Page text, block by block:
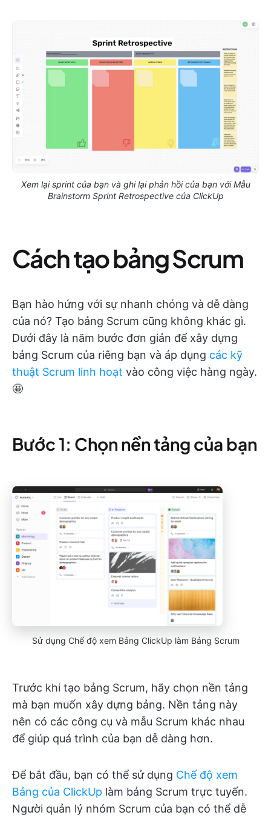
Xem lại sprint của bạn và ghi lại phản hồi của bạn với Mẫu
Brainstorm Sprint Retrospective của ClickUp
Cách tạo bảng Scrum
Bạn hào hứng với sự nhanh chóng và dễ dàng
của nó? Tạo bảng Scrum cũng không khác gì.
Dưới đây là năm bước đơn giản để xây dựng
bảng Scrum của riêng bạn và áp dụng các kỹ
thuật Scrum linh hoạt vào công việc hàng ngày.
🤩
Bước 1: Chọn nền tảng của bạn
Sử dụng Chế độ xem Bảng ClickUp làm Bảng Scrum
Trước khi tạo bảng Scrum, hãy chọn nền tảng
mà bạn muốn xây dựng bảng. Nền tảng này
nên có các công cụ và mẫu Scrum khác nhau
để giúp quá trình của bạn dễ dàng hơn.
Để bắt đầu, bạn có thể sử dụng Chế độ xem
Bảng của ClickUp làm bảng Scrum trực tuyến.
Người quản lý nhóm Scrum của bạn có thể dễ